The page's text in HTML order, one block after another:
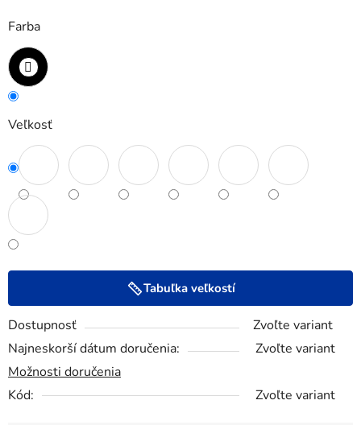
Farba
Veľkosť
Tabuľka veľkostí
Dostupnosť
Zvoľte variant
Najneskorší dátum doručenia:
Zvoľte variant
Možnosti doručenia
Kód:
Zvoľte variant